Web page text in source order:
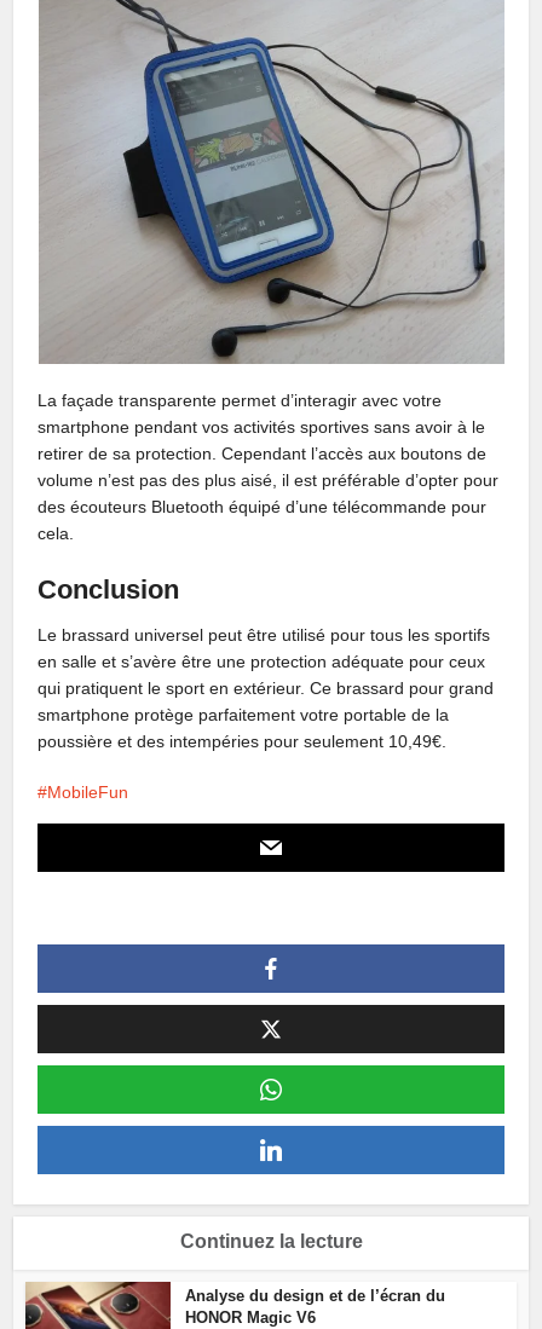
La façade transparente permet d’interagir avec votre
smartphone pendant vos activités sportives sans avoir à le
retirer de sa protection. Cependant l’accès aux boutons de
volume n’est pas des plus aisé, il est préférable d’opter pour
des écouteurs Bluetooth équipé d’une télécommande pour
cela.
Conclusion
Le brassard universel peut être utilisé pour tous les sportifs
en salle et s’avère être une protection adéquate pour ceux
qui pratiquent le sport en extérieur. Ce brassard pour grand
smartphone protège parfaitement votre portable de la
poussière et des intempéries pour seulement 10,49€.
MobileFun
Continuez la lecture
Analyse du design et de l’écran du
HONOR Magic V6